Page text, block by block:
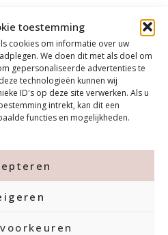
toestemming
cookies om informatie over uw
We doen dit met als doel om
gepersonaliseerde advertenties te
technologieën kunnen wij
ID's op deze site verwerken. Als u
intrekt, kan dit een
functies en mogelijkheden.